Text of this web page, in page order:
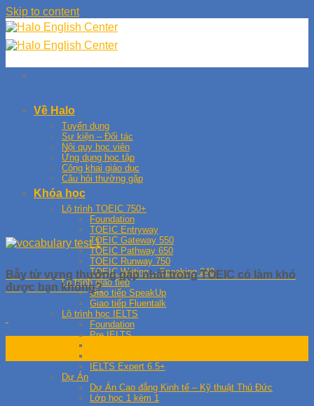
Skip to content
Về Halo
Tuyển dụng
Sự kiện – Đối tác
Nội quy học viên
Ứng dụng học tập
Công khai giáo dục
Câu hỏi thường gặp
Khóa học
Lộ trình TOEIC 750+
Foundation
TOEIC Entryway
TOEIC Gateway 550
TOEIC Pathway 650
TOEIC Runway 750
TOEIC Writing – Speaking 240
Lộ trình giao tiếp
Giao tiếp SpeakUp
Giao tiếp Fluentalk
Lộ trình học IELTS
Foundation
Pre IELTS
IELTS Expert 6.5+
Dự Án
Dự Án Cao đẳng Kinh tế – Kỹ thuật Thủ Đức
Lớp học 1 kèm 1
Bẫy từ vựng thường gặp nhất trong TOEIC có làm khó
được bạn không?